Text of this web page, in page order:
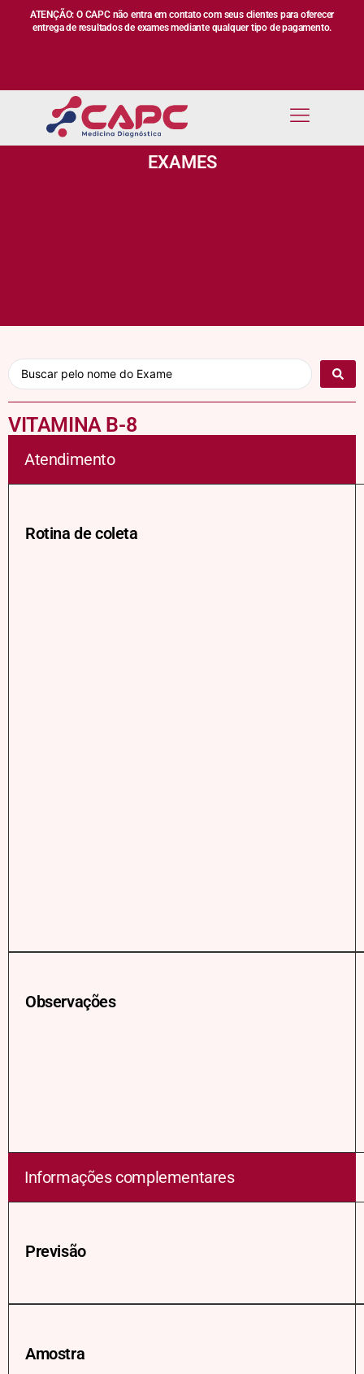
ATENÇÃO: O CAPC não entra em contato com seus clientes para oferecer
entrega de resultados de exames mediante qualquer tipo de pagamento.
EXAMES
VITAMINA B-8
Atendimento
Rotina de coleta
Observações
Informações complementares
Previsão
Amostra